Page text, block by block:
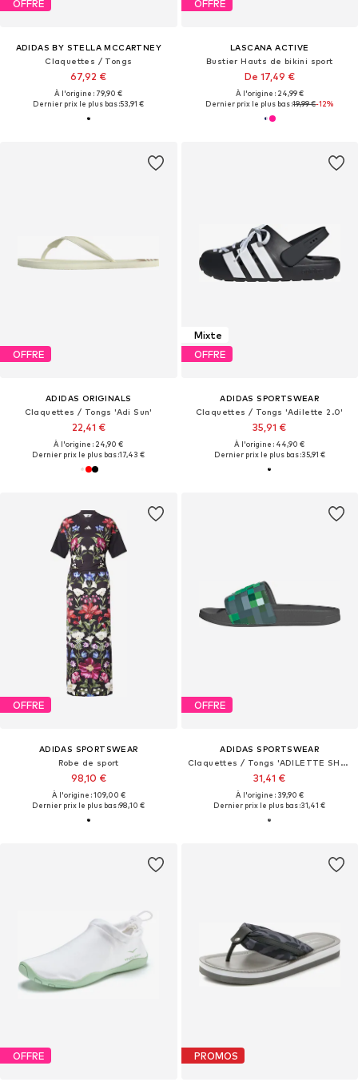
OFFRE
ADIDAS BY STELLA MCCARTNEY
Claquettes / Tongs
67,92 €
À l'origine : 79,90 €
Dernier prix le plus bas :53,91 €
OFFRE
LASCANA ACTIVE
Bustier Hauts de bikini sport
De 17,49 €
À l'origine : 24,99 €
Dernier prix le plus bas :19,99 €-12%
OFFRE
ADIDAS ORIGINALS
Claquettes / Tongs 'Adi Sun'
22,41 €
À l'origine : 24,90 €
Dernier prix le plus bas :17,43 €
Mixte
OFFRE
ADIDAS SPORTSWEAR
Claquettes / Tongs 'Adilette 2.0'
35,91 €
À l'origine : 44,90 €
Dernier prix le plus bas :35,91 €
OFFRE
ADIDAS SPORTSWEAR
Robe de sport
98,10 €
À l'origine : 109,00 €
Dernier prix le plus bas :98,10 €
OFFRE
ADIDAS SPORTSWEAR
Claquettes / Tongs 'ADILETTE SHOWER - MINECRAFT'
31,41 €
À l'origine : 39,90 €
Dernier prix le plus bas :31,41 €
OFFRE PROMOS